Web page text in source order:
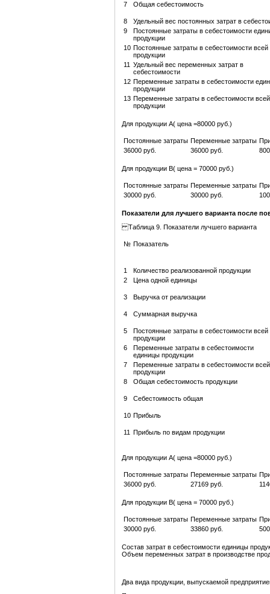
7
Общая себестоимость
8
Удельный вес постоянных затрат в
9
Постоянные затраты в себестоимости
продукции
10 Постоянные затраты в себестоимости всей
продукции
11 Удельный вес переменных затрат в
себестоимости
12 Переменные затраты в себестоимости
продукции
13 Переменные затраты в себестоимости всей
продукции
Для продукции А( цена =80000 руб.)
Постоянные затраты Переменные затраты
36000 руб.
36000 руб.
Для продукции В( цена = 70000 руб.)
Постоянные затраты Переменные затраты
30000 руб.
30000 руб.
Показатели для лучшего варианта после
Таблица 9. Показатели лучшего варианта
№ Показатель
1
Количество реализованной продукции
2
Цена одной единицы
3 Выручка от реализации
4 Суммарная выручка
5
Постоянные затраты в себестоимости всей
продукции
6
Переменные затраты в себестоимости
единицы продукции
7
Переменные затраты в себестоимости всей
продукции
8
Общая себестоимость продукции
9 Себестоимость общая
10 Прибыль
11 Прибыль по видам продукции
Для продукции А( цена =80000 руб.)
Постоянные затраты Переменные затраты
36000 руб.
27169 руб.
Для продукции В( цена = 70000 руб.)
Постоянные затраты Переменные затраты
30000 руб.
33860 руб.
Состав затрат в себестоимости единицы
Объем переменных затрат в производстве
Два вида продукции, выпускаемой